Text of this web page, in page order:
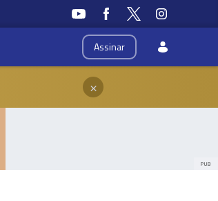
Assinar
×
PUB